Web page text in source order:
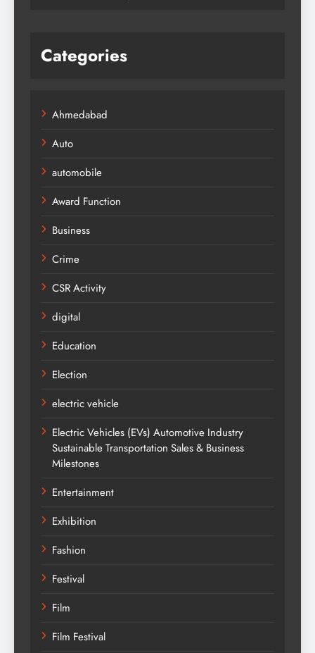
Categories
Ahmedabad
Auto
automobile
Award Function
Business
Crime
CSR Activity
digital
Education
Election
electric vehicle
Electric Vehicles (EVs) Automotive Industry
Sustainable Transportation Sales & Business
Milestones
Entertainment
Exhibition
Fashion
Festival
Film
Film Festival